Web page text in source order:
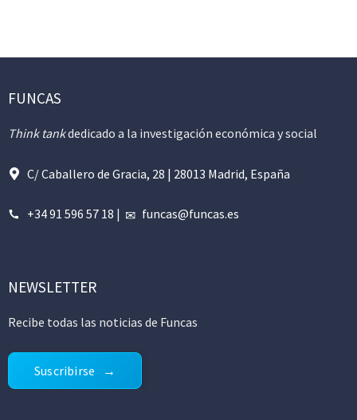
FUNCAS
Think tankdedicado a la investigación económica y social
C/ Caballero de Gracia, 28 | 28013 Madrid, España
+34 91 596 57 18 | funcas@funcas.es
NEWSLETTER
Recibe todas las noticias de Funcas
Suscribirse